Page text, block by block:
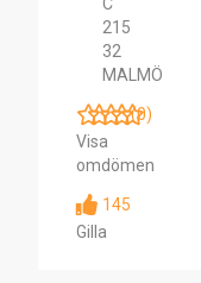
215
32
MALMÖ
(0)
Visa
omdömen
145
Gilla